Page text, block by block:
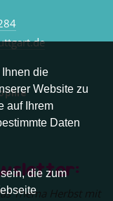
die
Website zu
auf Ihrem
Daten
die zum
Thema Herbst mit